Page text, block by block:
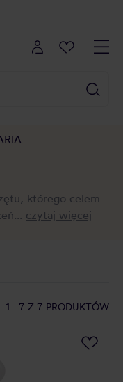
którego celem
czytaj więcej
1 - 7 Z 7 PRODUKTÓW